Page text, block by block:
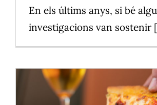
En els últims anys, si bé
investigacions van sostenir